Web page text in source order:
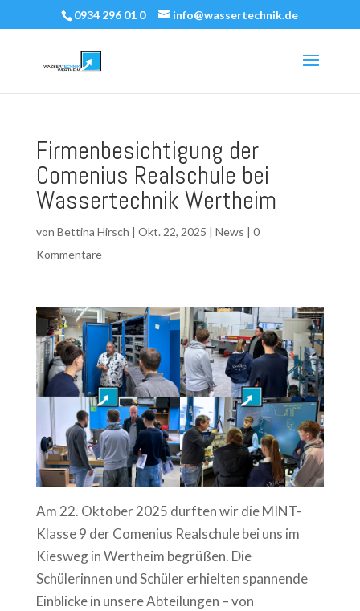
0934 296 01 0 info@wassertechnik.de
Firmenbesichtigung der
Comenius Realschule bei
Wassertechnik Wertheim
von Bettina Hirsch | Okt. 22, 2025 | News | 0
Kommentare
Am 22. Oktober 2025 durften wir die MINT-
Klasse 9 der Comenius Realschule bei uns im
Kiesweg in Wertheim begrüßen. Die
Schülerinnen und Schüler erhielten spannende
Einblicke in unsere Abteilungen – von